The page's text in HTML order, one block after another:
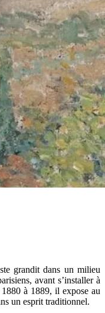
grandit dans un milieu
avant s’installer à
à 1889, il expose au
un esprit traditionnel.